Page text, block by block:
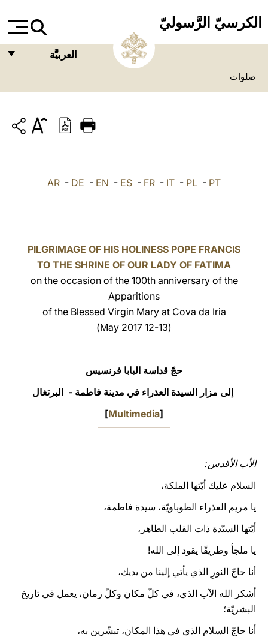
الكرسيّ الرَّسوليّ
العربيَّة
ITALIANO
中文
صلوات
AR - DE - EN - ES - FR - IT - PL - PT
PILGRIMAGE OF HIS HOLINESS POPE FRANCIS
TO THE SHRINE OF OUR LADY OF FATIMA
on the occasion of the 100th anniversary of the
Apparitions
of the Blessed Virgin Mary at Cova da Iria
(12-13 May 2017)
حجّ قداسة البابا فرنسيس
إلى مزار السيدة العذراء في مدينة فاطمة - البرتغال
[
Multimedia
]
الأب الأقدس:
السلام عليك أيّتها الملكة،
يا مريم العذراء الطوباويّة، سيدة فاطمة،
أيّتها السيّدة ذات القلب الطاهر،
يا ملجأ وطريقًا يقود إلى الله!
أنا حاجّ النورِ الذي يأتي إلينا من يديك،
أشكر الله الآب الذي، في كلّ مكان وكلّ زمان، يعمل في تاريخ
البشريّة؛
أنا حاجّ السلامِ الذي في هذا المكان، تبشّرين به،